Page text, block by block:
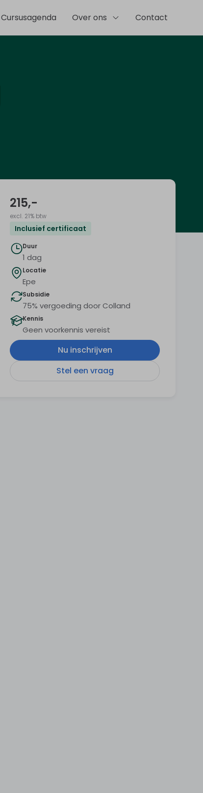
Cursusagenda Over ons Contact
215,-
excl. 21% btw
Inclusief certificaat
Duur
1 dag
Locatie
Epe
Subsidie
75% vergoeding door Colland
Kennis
Geen voorkennis vereist
Nu inschrijven
Stel een vraag